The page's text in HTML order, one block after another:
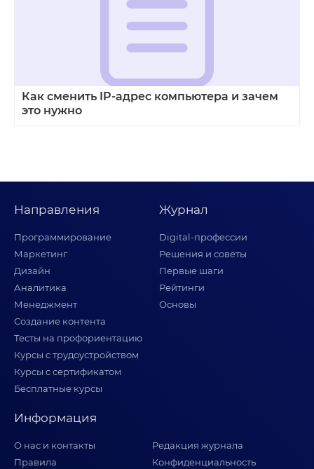
Как сменить IP-адрес компьютера и зачем
это нужно
Направления
Программирование
Маркетинг
Дизайн
Аналитика
Менеджмент
Создание контента
Тесты на профориентацию
Курсы с трудоустройством
Курсы с сертификатом
Бесплатные курсы
Журнал
Digital-профессии
Решения и советы
Первые шаги
Рейтинги
Основы
Информация
О нас и контакты
Редакция журнала
Правила
Конфиденциальность